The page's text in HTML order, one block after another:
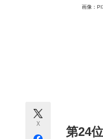
ITエ
モノ
画像：
X
第24